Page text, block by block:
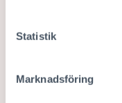
Statistik
Marknadsföring